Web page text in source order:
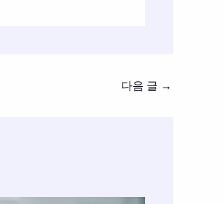
다음 글 →